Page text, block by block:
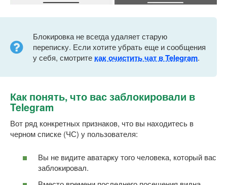
Блокировка не всегда удаляет старую
переписку. Если хотите убрать еще и сообщения
у себя, смотрите как очистить чат в Telegram.
Как понять, что вас заблокировали в
Telegram
Вот ряд конкретных признаков, что вы находитесь в
черном списке (ЧС) у пользователя:
Вы не видите аватарку того человека, который вас
заблокировал.